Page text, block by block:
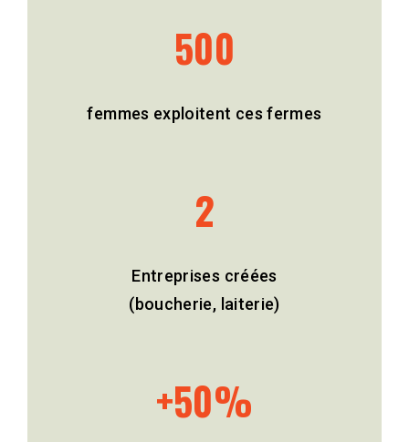
500
femmes exploitent ces fermes
2
Entreprises créées
(boucherie, laiterie)
+50%